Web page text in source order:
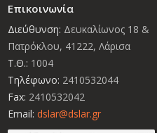
Επικοινωνία
Διεύθυνση: Δευκαλίωνος 18 &
Πατρόκλου, 41222, Λάρισα
Τ.Θ.: 1004
Τηλέφωνο: 2410532044
Fax: 2410532042
Email: dslar@dslar.gr